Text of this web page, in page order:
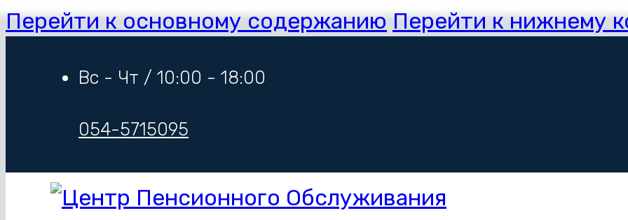
Перейти к основному содержанию Перейти к нижнему
Вс - Чт / 10:00 - 18:00
054-5715095